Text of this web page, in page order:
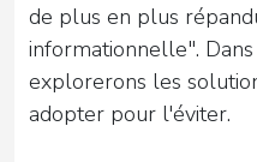
de plus en plus
informationnelle".
explorerons les
adopter pour l'éviter.